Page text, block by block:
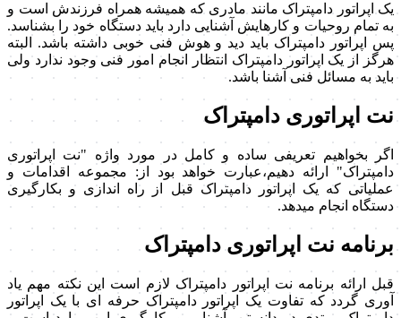
یک اپراتور دامپتراک مانند مادری که همیشه همراه فرزندش است و
به تمام روحیات و کارهایش آشنایی دارد باید دستگاه خود را بشناسد.
پس اپراتور دامپتراک باید دید و هوش فنی خوبی داشته باشد. البته
هرگز از یک اپراتور دامپتراک انتظار انجام امور فنی وجود ندارد ولی
باید به مسائل فنی آشنا باشد.
نت اپراتوری دامپتراک
اگر بخواهیم تعریفی ساده و کامل در مورد واژه "نت اپراتوری
دامپتراک" ارائه دهیم،عبارت خواهد بود از: مجموعه اقدامات و
عملیاتی که یک اپراتور دامپتراک قبل از راه اندازی و بکارگیری
دستگاه انجام میدهد.
برنامه نت اپراتوری دامپتراک
قبل ارائه برنامه نت اپراتور دامپتراک لازم است این نکته مهم یاد
آوری گردد که تفاوت یک اپراتور دامپتراک حرفه ای با یک اپراتور